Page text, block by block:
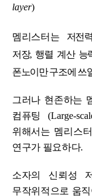
layer)
멤리스터는 저전
저장, 행렬 계산 능
폰노이만 구조에 쓰
그러나 현존하는
컴퓨팅(Large-
위해서는 멤리스
연구가 필요하다.
소자의 신뢰성
무작위적으로 움